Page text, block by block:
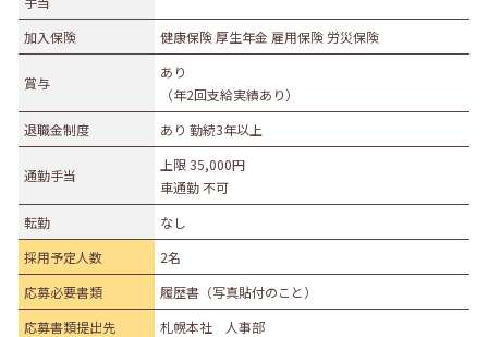
勤務地
札幌市・近郊 函館市・近郊
釧路市・近郊
帯広市・近郊 北見市・近郊 道外
加入保険
健康保険 厚生年金 雇用保険 労災保険
賞与
あり
（年2回支給実績あり）
退職金制度
あり 勤続3年以上
通勤手当
上限 35,000円
車通勤 不可
転勤
なし
採用予定人数
2名
応募必要書類
履歴書（写真貼付のこと）
応募書類提出先
札幌本社 人事部